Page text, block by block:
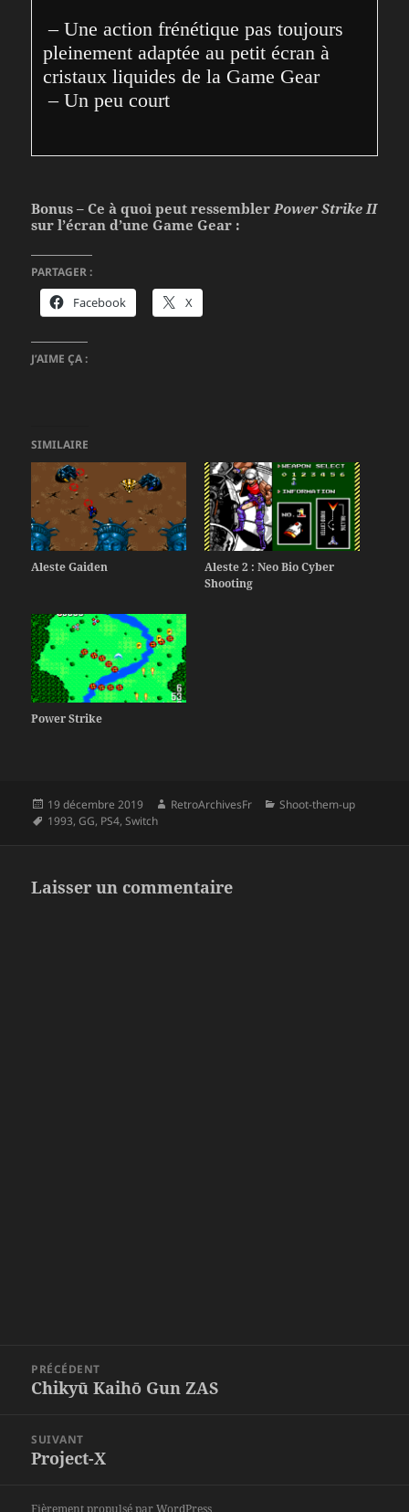
– Une action frénétique pas toujours
pleinement adaptée au petit écran à
cristaux liquides de la Game Gear
– Un peu court
Bonus – Ce à quoi peut ressemblerPower Strike II
sur l’écran d’une Game Gear :
PARTAGER :
Facebook X
J’AIME ÇA :
SIMILAIRE
Aleste Gaiden
Aleste 2 : Neo Bio Cyber
Shooting
Power Strike
Publié
le
19 décembre 2019 Auteur
RetroArchivesFr Catégories
Shoot-them-up
Mots-
1993,GG, PS4,Switch
Laisser un commentaire
l’article
PRÉCÉDENT
Article
Chikyū Kaihō Gun ZAS
SUIVANT
Article
Project-X
Fièrement propulsé par WordPress